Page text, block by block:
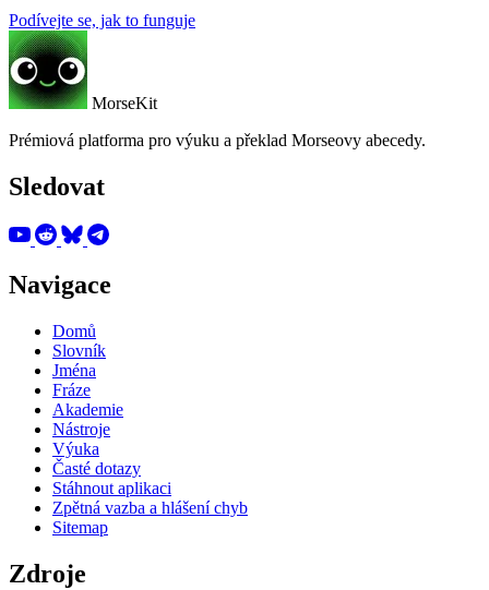
Podívejte se, jak to funguje
MorseKit
Prémiová platforma pro výuku a překlad Morseovy abecedy.
Sledovat
Navigace
Domů
Slovník
Jména
Fráze
Akademie
Nástroje
Výuka
Časté dotazy
Stáhnout aplikaci
Zpětná vazba a hlášení chyb
Sitemap
Zdroje